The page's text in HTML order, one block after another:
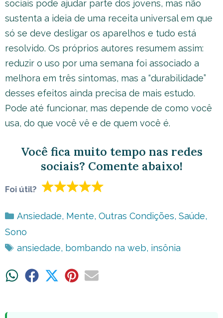
sociais pode ajudar parte dos jovens, mas não
sustenta a ideia de uma receita universal em que
só se deve desligar os aparelhos e tudo está
resolvido. Os próprios autores resumem assim:
reduzir o uso por uma semana foi associado a
melhora em três sintomas, mas a “durabilidade”
desses efeitos ainda precisa de mais estudo.
Pode até funcionar, mas depende de como você
usa, do que você vê e de quem você é.
Você fica muito tempo nas redes
sociais? Comente abaixo!
Foi útil?
Categorias
Ansiedade, Mente, Outras Condições, Saúde,
Sono
Tags
ansiedade, bombando na web, insônia
ShareShare ShareShareShare